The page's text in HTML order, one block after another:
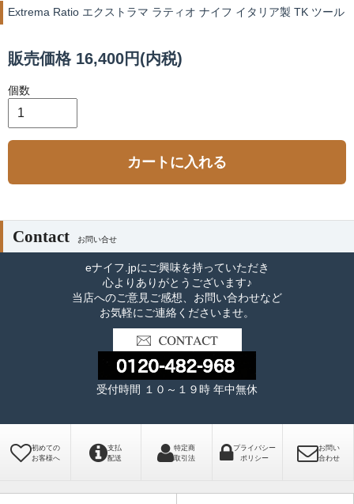
Extrema Ratio エクストラマ ラティオ ナイフ イタリア製 TK ツール
販売価格 16,400円(内税)
個数
カートに入れる
Contact お問い合せ
eナイフ.jpにご興味を持っていただき
心よりありがとうございます♪
当店へのご意見ご感想、お問い合わせなど
お気軽にご連絡くださいませ。
受付時間 １０～１９時 年中無休
初めての
お客様へ
支払
配送
特定商
取引法
プライバシー
ポリシー
お問い
合わせ